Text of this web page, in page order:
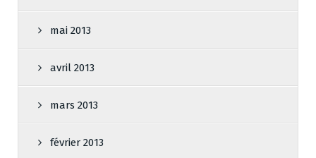
mai 2013
avril 2013
mars 2013
février 2013